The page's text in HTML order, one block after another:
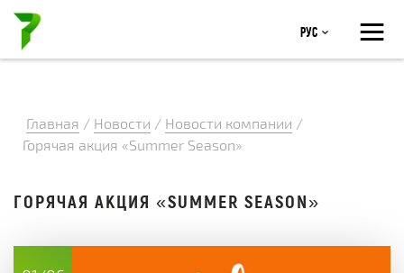
≡
Рус
Главная / Новости / Новости компании /
Горячая акция «Summer Season»
ГОРЯЧАЯ АКЦИЯ «SUMMER SEASON»